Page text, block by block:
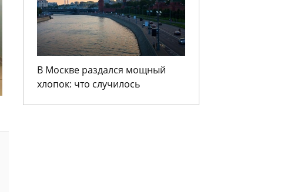
В Москве раздался мощный
хлопок: что случилось